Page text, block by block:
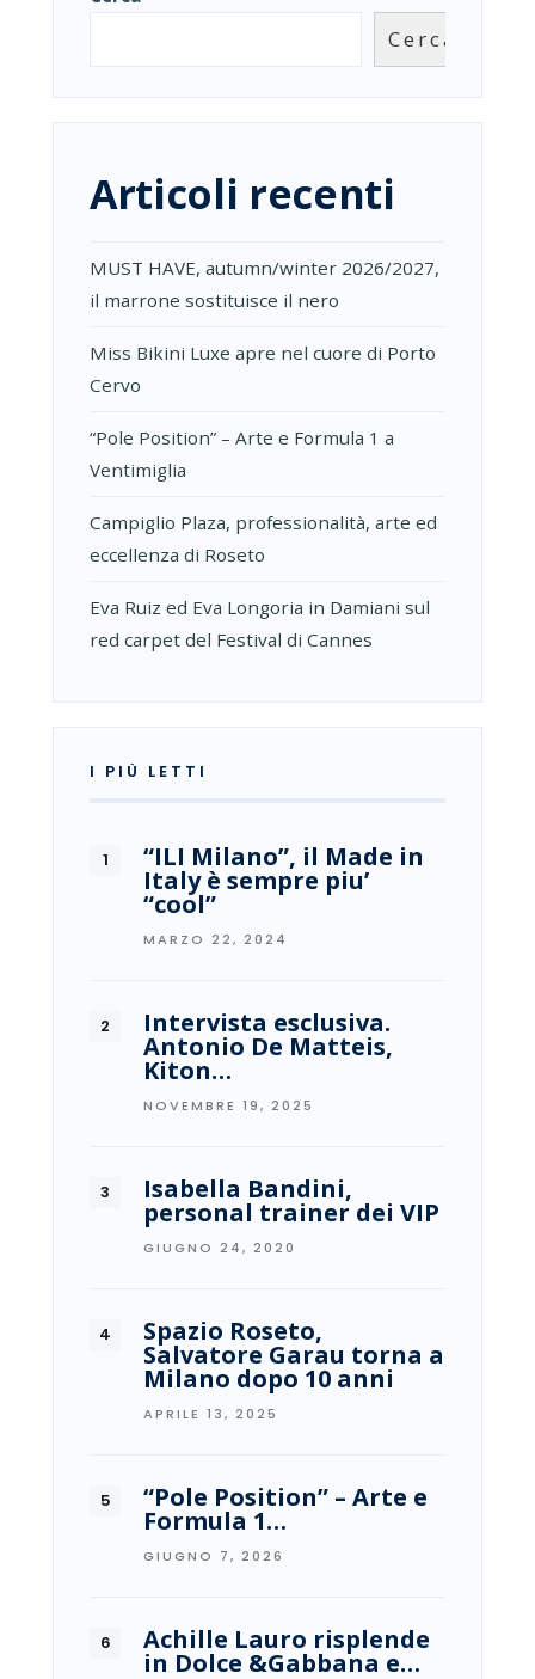
Cerca
Articoli recenti
MUST HAVE, autumn/winter 2026/2027,
il marrone sostituisce il nero
Miss Bikini Luxe apre nel cuore di Porto
Cervo
“Pole Position” – Arte e Formula 1 a
Ventimiglia
Campiglio Plaza, professionalità, arte ed
eccellenza di Roseto
Eva Ruiz ed Eva Longoria in Damiani sul
red carpet del Festival di Cannes
I PIÙ LETTI
“ILI Milano”, il Made in
Italy è sempre piu’
“cool”
MARZO 22, 2024
Intervista esclusiva.
Antonio De Matteis,
Kiton…
NOVEMBRE 19, 2025
Isabella Bandini,
personal trainer dei VIP
GIUGNO 24, 2020
Spazio Roseto,
Salvatore Garau torna a
Milano dopo 10 anni
APRILE 13, 2025
“Pole Position” – Arte e
Formula 1…
GIUGNO 7, 2026
Achille Lauro risplende
in Dolce &Gabbana e…